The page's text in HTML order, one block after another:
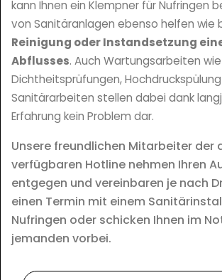
kann Ihnen ein Klempner für Nufringen
von Sanitäranlagen ebenso helfen wie
Reinigung oder Instandsetzung
Abflusses. Auch Wartungsarbeiten wie
Dichtheitsprüfungen,
Sanitärarbeiten stellen dabei dank
Erfahrung kein Problem dar.
Unsere freundlichen Mitarbeiter der
verfügbaren Hotline nehmen Ihren
entgegen und vereinbaren je nach
einen Termin mit einem
Nufringen oder schicken Ihnen im
jemanden vorbei.